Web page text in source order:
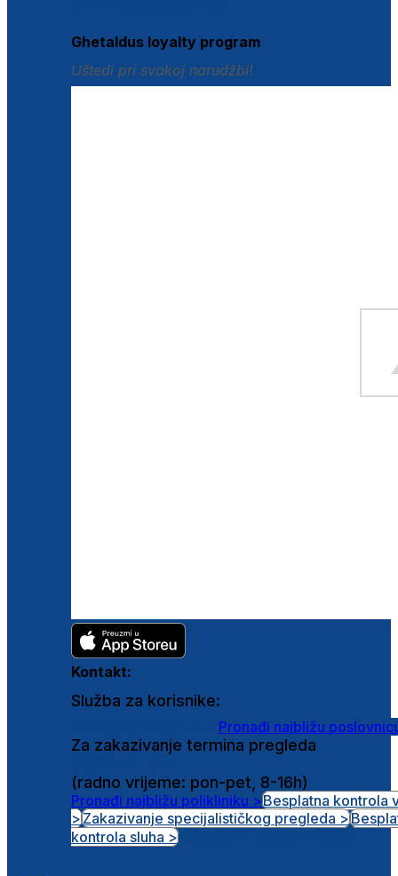
Ghetaldus loyalty program
Uštedi pri svakoj narudžbi!
Kontakt:
Služba za korisnike:
Pronađi najbližu
Za zakazivanje termina pregleda
(radno vrijeme: pon-pet, 8-16h)
Pronađi najbližu polikliniku >Besplatna kontrola
>Zakazivanje specijalističkog pregleda >
kontrola sluha >